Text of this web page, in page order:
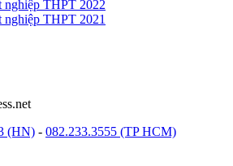
THPT 2022
THPT 2021
(HN) - 082.233.3555 (TP HCM)